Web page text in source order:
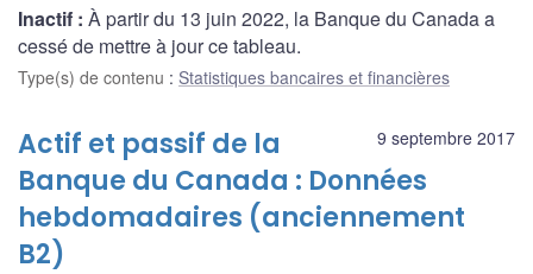
Inactif : À partir du 13 juin 2022, la Banque du Canada a
cessé de mettre à jour ce tableau.
Type(s) de contenu : Statistiques bancaires et financières
9 septembre 2017
Actif et passif de la
Banque du Canada : Données
hebdomadaires (anciennement
B2)